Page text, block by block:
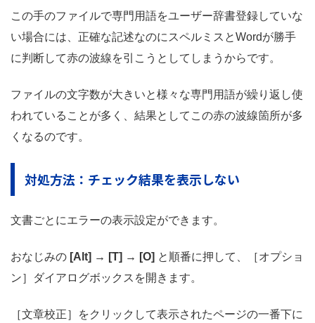
この手のファイルで専門用語をユーザー辞書登録していな
い場合には、正確な記述なのにスペルミスとWordが勝手
に判断して赤の波線を引こうとしてしまうからです。
ファイルの文字数が大きいと様々な専門用語が繰り返し使
われていることが多く、結果としてこの赤の波線箇所が多
くなるのです。
対処方法：チェック結果を表示しない
文書ごとにエラーの表示設定ができます。
おなじみの [Alt] → [T] → [O] と順番に押して、［オプショ
ン］ダイアログボックスを開きます。
［文章校正］をクリックして表示されたページの一番下に